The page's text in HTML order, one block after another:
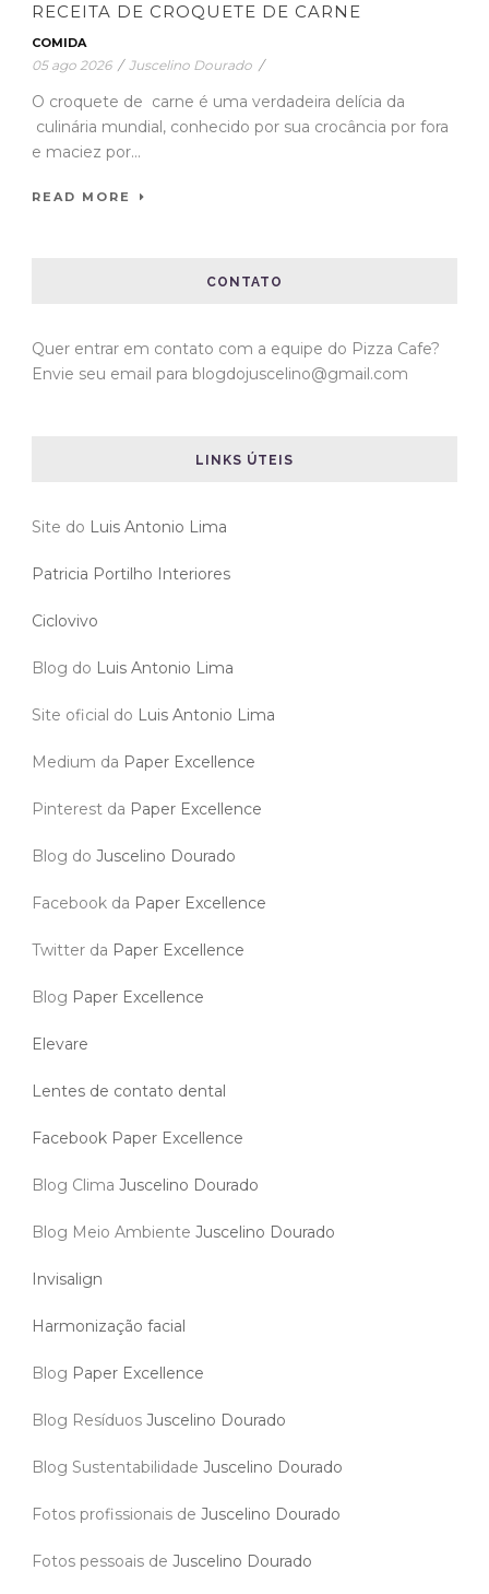
RECEITA DE CROQUETE DE CARNE
COMIDA
05 ago 2026 / Juscelino Dourado /
O croquete de carne é uma verdadeira delícia da
culinária mundial, conhecido por sua crocância por fora
e maciez por...
READ MORE
CONTATO
Quer entrar em contato com a equipe do Pizza Cafe?
Envie seu email para blogdojuscelino@gmail.com
LINKS ÚTEIS
Site do Luis Antonio Lima
Patricia Portilho Interiores
Ciclovivo
Blog do Luis Antonio Lima
Site oficial do Luis Antonio Lima
Medium da Paper Excellence
Pinterest da Paper Excellence
Blog do Juscelino Dourado
Facebook da Paper Excellence
Twitter da Paper Excellence
Blog Paper Excellence
Elevare
Lentes de contato dental
Facebook Paper Excellence
Blog Clima Juscelino Dourado
Blog Meio Ambiente Juscelino Dourado
Invisalign
Harmonização facial
Blog Paper Excellence
Blog Resíduos Juscelino Dourado
Blog Sustentabilidade Juscelino Dourado
Fotos profissionais de Juscelino Dourado
Fotos pessoais de Juscelino Dourado